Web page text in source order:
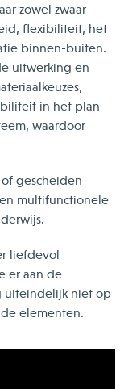
zowel zwaar
flexibiliteit, het
binnen-buiten.
uitwerking en
in het plan
waardoor
gescheiden
multifunctionele
liefdevol
er aan de
uiteindelijk niet op
elementen.